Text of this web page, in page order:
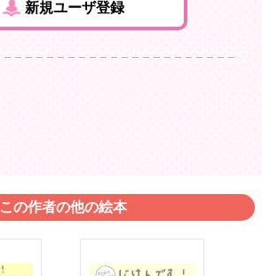
新規ユーザ登録
この作者の他の絵本